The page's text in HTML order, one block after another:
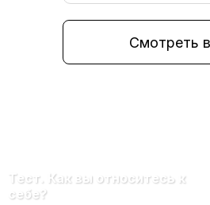
Смотреть
Тест. Как вы относитесь к
себе?